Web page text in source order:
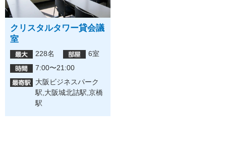
クリスタルタワー貸会議
室
228名
6室
7:00〜21:00
大阪ビジネスパーク
駅,大阪城北詰駅,京橋
駅